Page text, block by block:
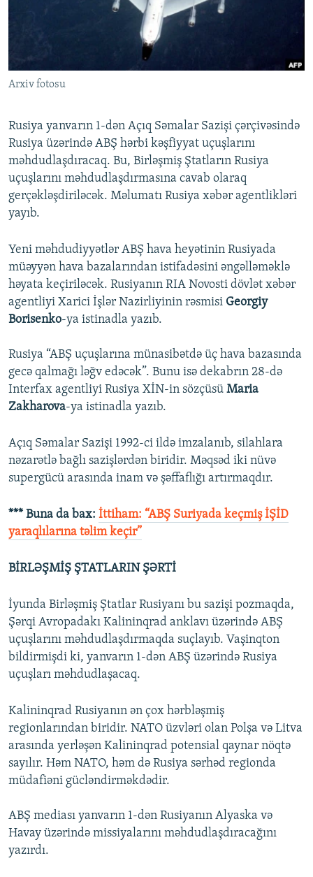
KARIKATURA
AZƏRBAYCAN ƏDƏBIYYATI KITABXANASI
İSLAM VƏ DEMOKRATIYA
İZ - MƏDƏNIYYƏT PROQRAMI
PEŞƏ ETIKASI VƏ JURNALISTIKA STANDARTLARIMIZ
MATERIALLARIMIZDAN ISTIFADƏ
AZADLIQRADIOSU MOBIL TELEFONUNUZDA
XƏBƏR BÜLLETENLƏRIMIZ
RFE/RL-in bütün saytları
Arxiv fotosu
Rusiya yanvarın 1-dən Açıq Səmalar Sazişi çərçivəsində
Rusiya üzərində ABŞ hərbi kəşfiyyat uçuşlarını
məhdudlaşdıracaq. Bu, Birləşmiş Ştatların Rusiya
uçuşlarını məhdudlaşdırmasına cavab olaraq
gerçəkləşdiriləcək. Məlumatı Rusiya xəbər agentlikləri
yayıb.
Yeni məhdudiyyətlər ABŞ hava heyətinin Rusiyada
müəyyən hava bazalarından istifadəsini əngəlləməklə
həyata keçiriləcək. Rusiyanın RIA Novosti dövlət xəbər
agentliyi Xarici İşlər Nazirliyinin rəsmisi Georgiy
Borisenko-ya istinadla yazıb.
Rusiya “ABŞ uçuşlarına münasibətdə üç hava bazasında
gecə qalmağı ləğv edəcək”. Bunu isə dekabrın 28-də
Interfax agentliyi Rusiya XİN-in sözçüsü Maria
Zakharova-ya istinadla yazıb.
Açıq Səmalar Sazişi 1992-ci ildə imzalanıb, silahlara
nəzarətlə bağlı sazişlərdən biridir. Məqsəd iki nüvə
supergücü arasında inam və şəffaflığı artırmaqdır.
*** Buna da bax: İttiham: “ABŞ Suriyada keçmiş İŞİD
yaraqlılarına təlim keçir”​
BİRLƏŞMİŞ ŞTATLARIN ŞƏRTİ
İyunda Birləşmiş Ştatlar Rusiyanı bu sazişi pozmaqda,
Şərqi Avropadakı Kalininqrad anklavı üzərində ABŞ
uçuşlarını məhdudlaşdırmaqda suçlayıb. Vaşinqton
bildirmişdi ki, yanvarın 1-dən ABŞ üzərində Rusiya
uçuşları məhdudlaşacaq.
Kalininqrad Rusiyanın ən çox hərbləşmiş
regionlarından biridir. NATO üzvləri olan Polşa və Litva
arasında yerləşən Kalininqrad potensial qaynar nöqtə
sayılır. Həm NATO, həm də Rusiya sərhəd regionda
müdafiəni gücləndirməkdədir.
ABŞ mediası yanvarın 1-dən Rusiyanın Alyaska və
Havay üzərində missiyalarını məhdudlaşdıracağını
yazırdı.